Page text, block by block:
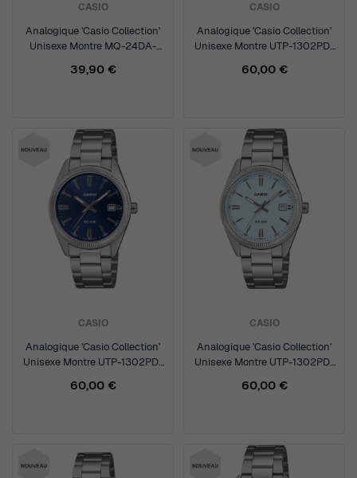
CASIO
Analogique 'Casio Collection'
Unisexe Montre MQ-24DA-
39,90 €
CASIO
Analogique 'Casio Collection'
Unisexe Montre UTP-1302PD-
60,00 €
CASIO
Analogique 'Casio Collection'
Unisexe Montre UTP-1302PD-
60,00 €
CASIO
Analogique 'Casio Collection'
Unisexe Montre UTP-1302PD-
60,00 €